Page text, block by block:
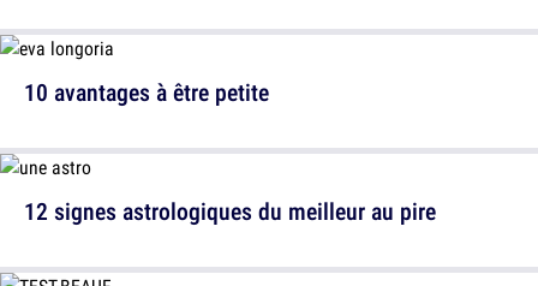
10 avantages à être petite
12 signes astrologiques du meilleur au pire